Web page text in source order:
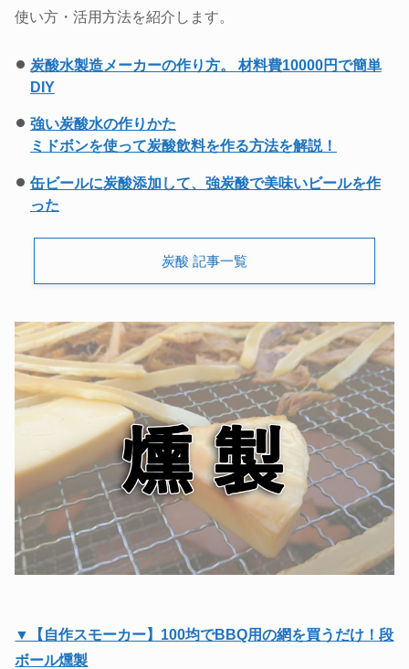
使い方・活用方法を紹介します。
炭酸水製造メーカーの作り方。 材料費10000円で簡単
DIY
強い炭酸水の作りかた
ミドボンを使って炭酸飲料を作る方法を解説！
缶ビールに炭酸添加して、強炭酸で美味いビールを作
った
炭酸 記事一覧
▼【自作スモーカー】100均でBBQ用の網を買うだけ！段
ボール燻製